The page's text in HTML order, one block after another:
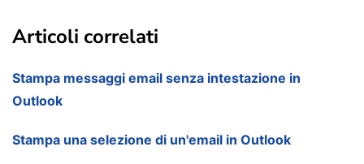
Articoli correlati
Stampa messaggi email senza intestazione in
Outlook
Stampa una selezione di un'email in Outlook